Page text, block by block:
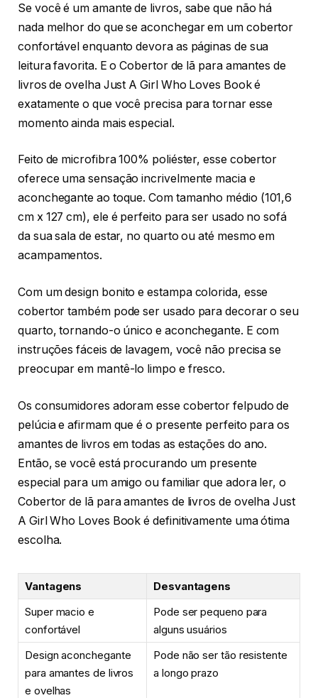
Se você é um amante de livros, sabe que não há
nada melhor do que se aconchegar em um cobertor
confortável enquanto devora as páginas de sua
leitura favorita. E o Cobertor de lã para amantes de
livros de ovelha Just A Girl Who Loves Book é
exatamente o que você precisa para tornar esse
momento ainda mais especial.
Feito de microfibra 100% poliéster, esse cobertor
oferece uma sensação incrivelmente macia e
aconchegante ao toque. Com tamanho médio (101,6
cm x 127 cm), ele é perfeito para ser usado no sofá
da sua sala de estar, no quarto ou até mesmo em
acampamentos.
Com um design bonito e estampa colorida, esse
cobertor também pode ser usado para decorar o seu
quarto, tornando-o único e aconchegante. E com
instruções fáceis de lavagem, você não precisa se
preocupar em mantê-lo limpo e fresco.
Os consumidores adoram esse cobertor felpudo de
pelúcia e afirmam que é o presente perfeito para os
amantes de livros em todas as estações do ano.
Então, se você está procurando um presente
especial para um amigo ou familiar que adora ler, o
Cobertor de lã para amantes de livros de ovelha Just
A Girl Who Loves Book é definitivamente uma ótima
escolha.
Vantagens
Desvantagens
Super macio e
confortável
Pode ser pequeno para
alguns usuários
Design aconchegante
para amantes de livros
e ovelhas
Pode não ser tão resistente
a longo prazo